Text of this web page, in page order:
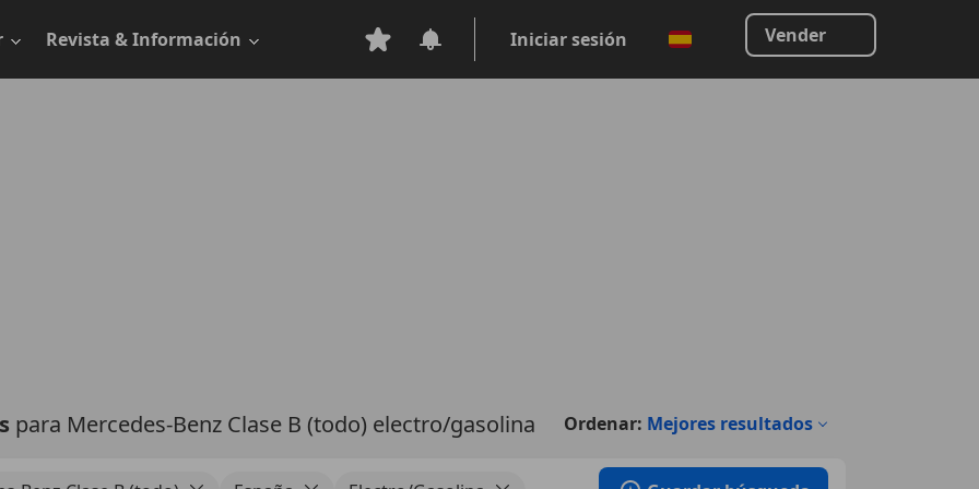
Revista & Información Iniciar sesión Vender
para Mercedes-Benz Clase B (todo) electro/gasolina Ordenar: Mejores resultados